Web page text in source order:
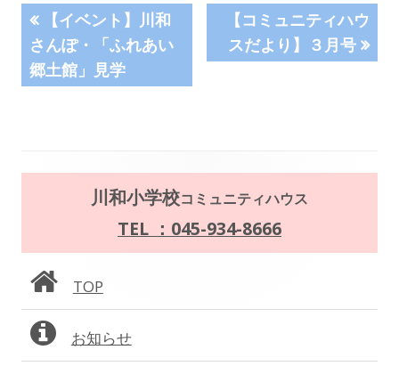
投
稿
ゲ
シ
ョ
ン
前
の
記
事:
【イベント】川和
さんぽ・「ふれあい
郷土館」見学
次
の
記
【コミュニティハウ
スだより】３月号
ン
サ
イ
川和小学校コミュニティハウス
TEL ：045-934-8666
TOP
お知らせ